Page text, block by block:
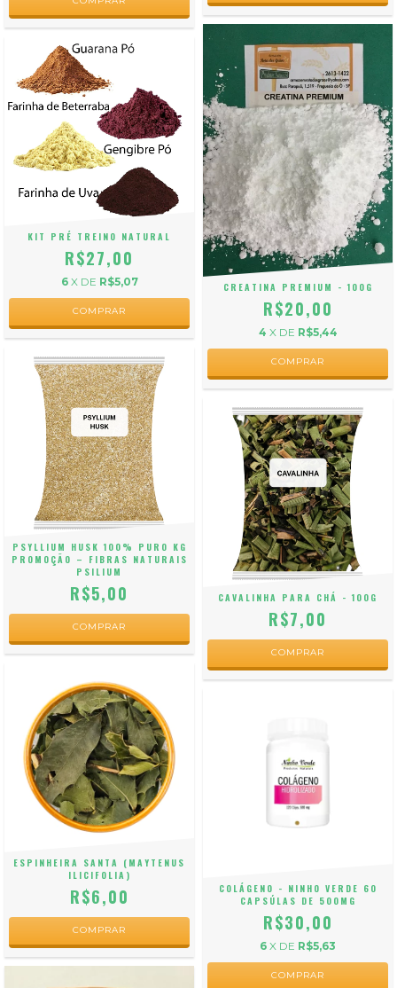
KIT PRÉ TREINO NATURAL
R$27,00
6 X DE R$5,07 CREATINA PREMIUM - 100G
R$20,00
4 X DE R$5,44
COMPRAR
PSYLLIUM HUSK 100% PURO KG
PROMOÇÃO – FIBRAS NATURAIS
PSILIUM
R$5,00
COMPRAR
CAVALINHA PARA CHÁ - 100G
R$7,00
ESPINHEIRA SANTA (MAYTENUS
ILICIFOLIA)
R$6,00
COMPRAR
COLÁGENO - NINHO VERDE 60
CAPSÚLAS DE 500MG
R$30,00
6 X DE R$5,63